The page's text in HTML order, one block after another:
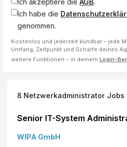
Ich akzeptiere die AGB.
Ich habe die
genommen.
Kostenlos und jederzeit kündbar – jede
Umfang, Zeitpunkt und Schärfe deines
weitere Funktionen – in deinem Login-
8 Netzwerkadministrator Jobs
Senior IT-System
WIPA GmbH